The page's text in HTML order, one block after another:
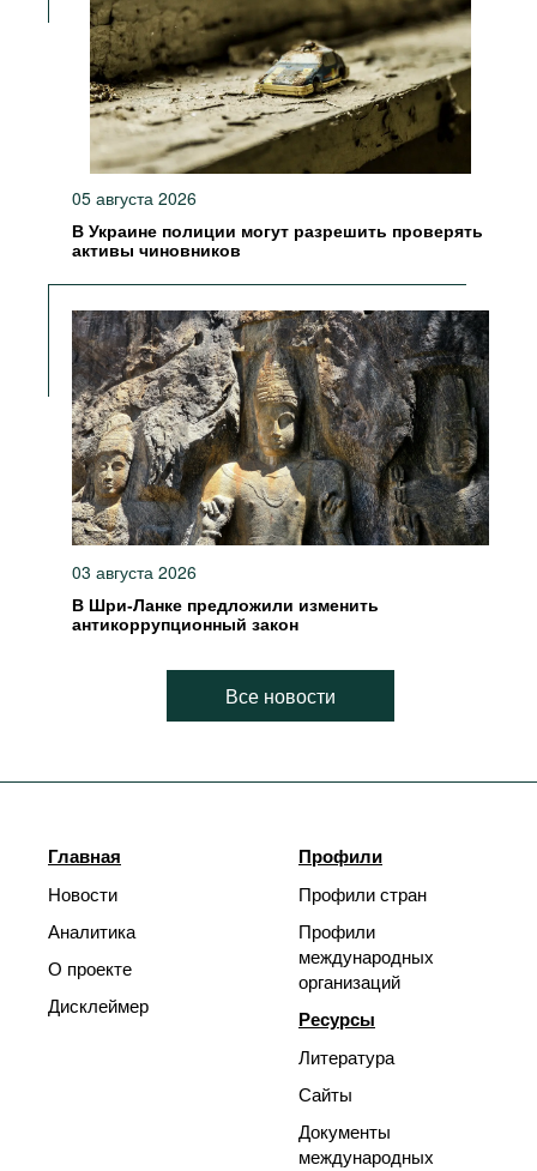
05 августа 2026
В Украине полиции могут разрешить проверять
активы чиновников
03 августа 2026
В Шри-Ланке предложили изменить
антикоррупционный закон
Все новости
Главная
Новости
Аналитика
О проекте
Дисклеймер
Профили
Профили стран
Профили
международных
организаций
Ресурсы
Литература
Сайты
Документы
международных